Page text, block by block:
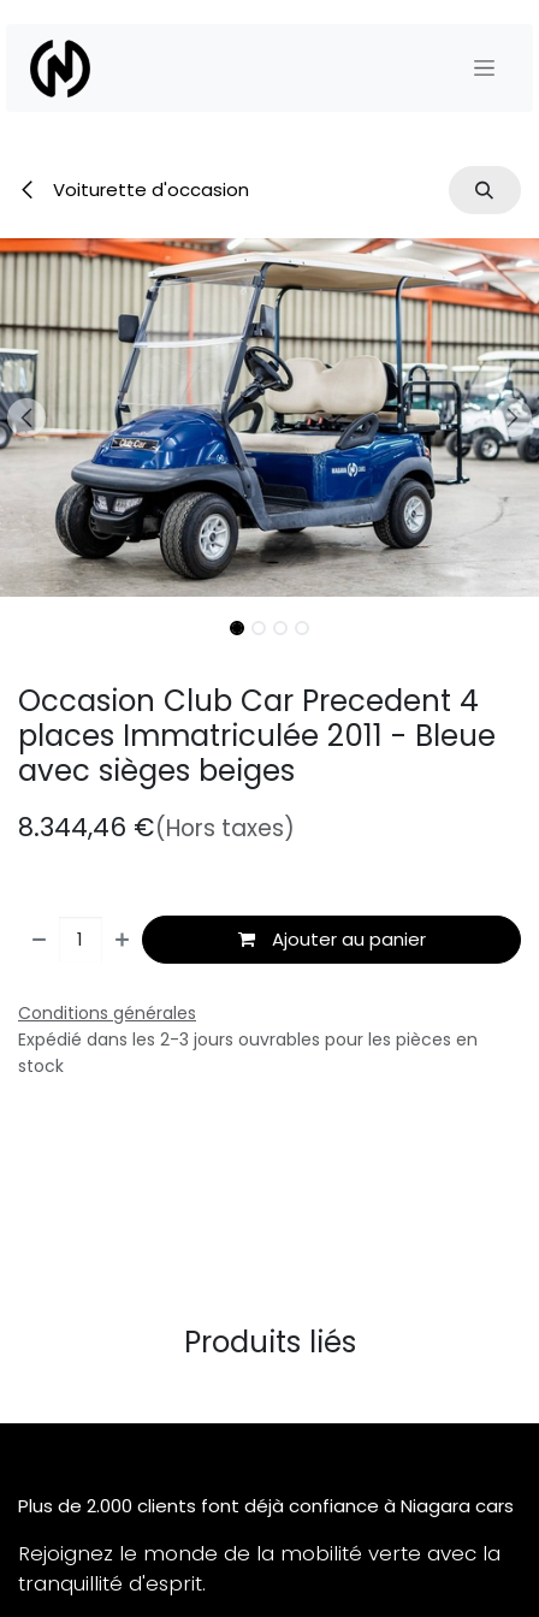
Voiturette d'occasion
Occasion Club Car Precedent 4
places Immatriculée 2011 - Bleue
avec sièges beiges
8.344,46 €(Hors taxes)
Ajouter au panier
Conditions générales
Expédié dans les 2-3 jours ouvrables pour les pièces en
stock
Produits liés
Plus de 2.000 clients font déjà confiance à Niagara cars
Rejoignez le monde de la mobilité verte avec la
tranquillité d'esprit.